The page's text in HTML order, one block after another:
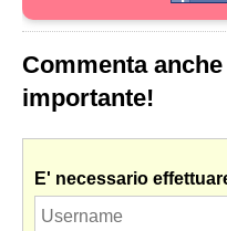
Commenta
importante!
E' necessario